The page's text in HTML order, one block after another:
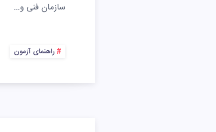
سازمان فنی و…
راهنمای آزمون